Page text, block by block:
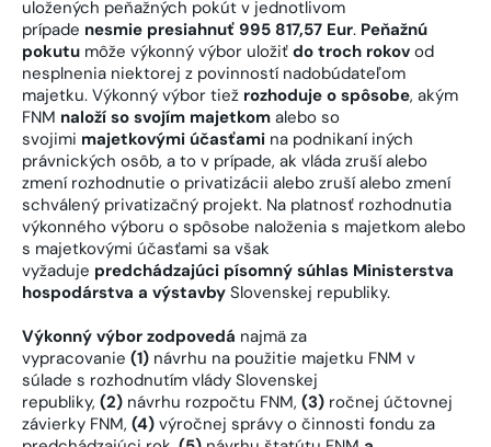
uložených peňažných pokút v jednotlivom
prípade nesmie presiahnuť 995 817,57 Eur. Peňažnú
pokutu môže výkonný výbor uložiť do troch rokov od
nesplnenia niektorej z povinností nadobúdateľom
majetku. Výkonný výbor tiež rozhoduje o spôsobe, akým
FNM naloží so svojím majetkom alebo so
svojimi majetkovými účasťami na podnikaní iných
právnických osôb, a to v prípade, ak vláda zruší alebo
zmení rozhodnutie o privatizácii alebo zruší alebo zmení
schválený privatizačný projekt. Na platnosť rozhodnutia
výkonného výboru o spôsobe naloženia s majetkom alebo
s majetkovými účasťami sa však
vyžaduje predchádzajúci písomný súhlas Ministerstva
hospodárstva a výstavby Slovenskej republiky.
Výkonný výbor zodpovedá najmä za
vypracovanie (1) návrhu na použitie majetku FNM v
súlade s rozhodnutím vlády Slovenskej
republiky, (2) návrhu rozpočtu FNM, (3) ročnej účtovnej
závierky FNM, (4) výročnej správy o činnosti fondu za